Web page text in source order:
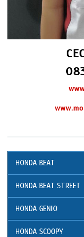
HONDA BEAT
HONDA BEAT STREET
HONDA GENIO
HONDA SCOOPY